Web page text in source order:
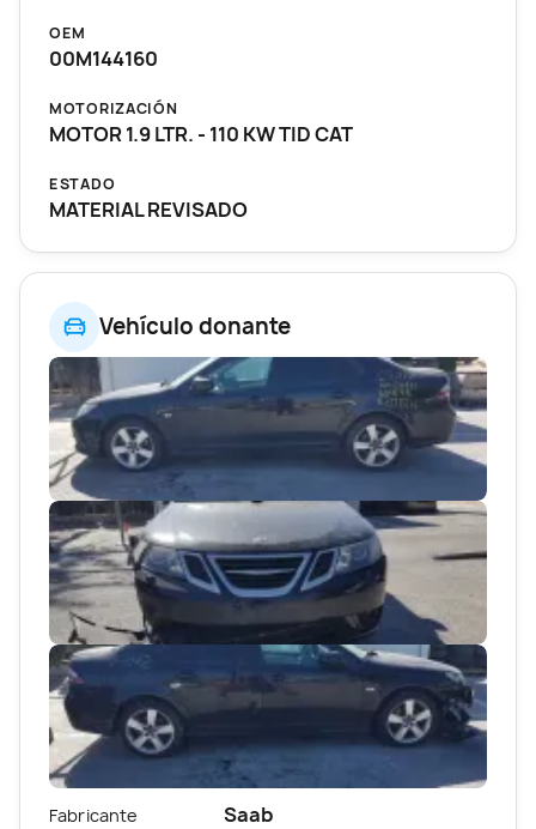
Vehículo donante
Fabricante Saab
OEM
00M144160
MOTORIZACIÓN
MOTOR 1.9 LTR. - 110 KW TID CAT
ESTADO
MATERIAL REVISADO